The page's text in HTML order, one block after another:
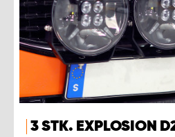
3 STK. EXPLOSION